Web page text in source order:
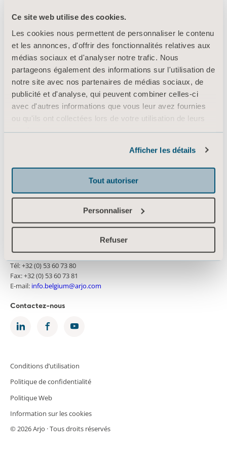
Ce site web utilise des cookies.
Les cookies nous permettent de personnaliser le contenu
et les annonces, d'offrir des fonctionnalités relatives aux
médias sociaux et d'analyser notre trafic. Nous
partageons également des informations sur l'utilisation de
notre site avec nos partenaires de médias sociaux, de
publicité et d'analyse, qui peuvent combiner celles-ci
avec d'autres informations que vous leur avez fournies
ou qu'ils ont collectées lors de votre utilisation de leurs
Afficher les détails
Tout autoriser
Personnaliser
Refuser
Produits
Services et solutions
Connaissances
Contactez-nous
Architectes et prescripteurs
MediaBank
9420 Erpe-Mere
Tél: +32 (0) 53 60 73 80
Fax: +32 (0) 53 60 73 81
E-mail: info.belgium@arjo.com
Contactez-nous
Conditions d’utilisation
Politique de confidentialité
Politique Web
Information sur les cookies
© 2026 Arjo · Tous droits réservés